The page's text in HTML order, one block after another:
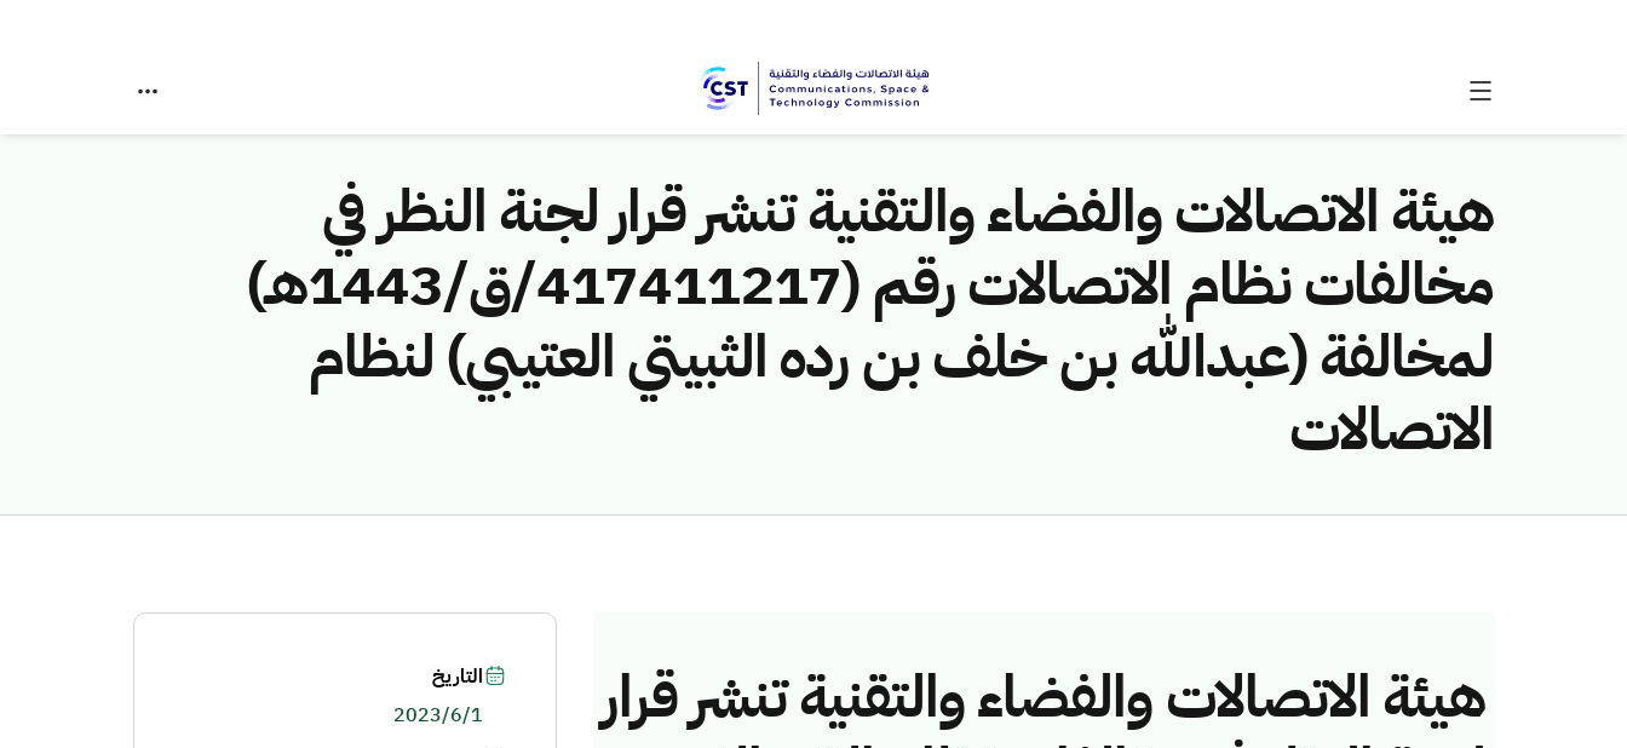
هيئة الاتصالات والفضاء والتقنية تنشر قرار لجنة النظر في
مخالفات نظام الاتصالات رقم (417411217/ق/1443هـ)
لمخالفة (عبدالله بن خلف بن رده الثبيتي العتيبي) لنظام
الاتصالات
هيئة الاتصالات والفضاء والتقنية تنشر قرار
التاريخ
2023/6/1